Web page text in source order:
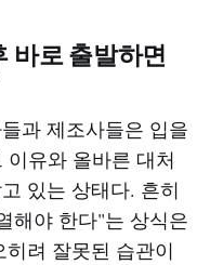
바로 출발하면
과 제조사들은 입을
유와 올바른 대처
있는 상태다. 흔히
해야 한다"는 상식은
려 잘못된 습관이